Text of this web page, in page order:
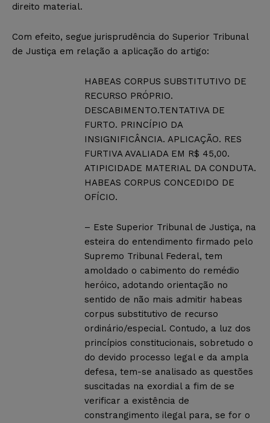
direito material.
Com efeito, segue jurisprudência do Superior Tribunal
de Justiça em relação a aplicação do artigo:
HABEAS CORPUS SUBSTITUTIVO DE
RECURSO PRÓPRIO.
DESCABIMENTO.TENTATIVA DE
FURTO. PRINCÍPIO DA
INSIGNIFICÂNCIA. APLICAÇÃO. RES
FURTIVA AVALIADA EM R$ 45,00.
ATIPICIDADE MATERIAL DA CONDUTA.
HABEAS CORPUS CONCEDIDO DE
OFÍCIO.
– Este Superior Tribunal de Justiça, na
esteira do entendimento firmado pelo
Supremo Tribunal Federal, tem
amoldado o cabimento do remédio
heróico, adotando orientação no
sentido de não mais admitir habeas
corpus substitutivo de recurso
ordinário/especial. Contudo, a luz dos
princípios constitucionais, sobretudo o
do devido processo legal e da ampla
defesa, tem-se analisado as questões
suscitadas na exordial a fim de se
verificar a existência de
constrangimento ilegal para, se for o